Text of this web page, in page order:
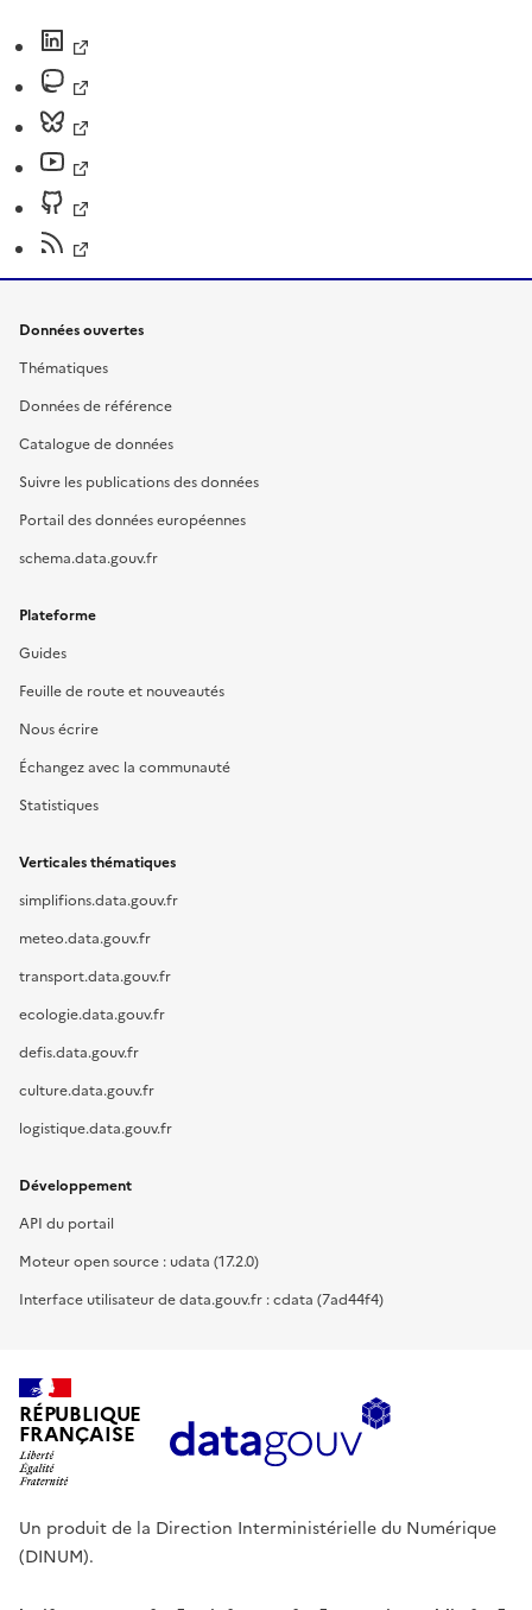
Données ouvertes
Thématiques
Données de référence
Catalogue de données
Suivre les publications des données
Portail des données européennes
schema.data.gouv.fr
Plateforme
Guides
Feuille de route et nouveautés
Nous écrire
Échangez avec la communauté
Statistiques
Verticales thématiques
simplifions.data.gouv.fr
meteo.data.gouv.fr
transport.data.gouv.fr
ecologie.data.gouv.fr
defis.data.gouv.fr
culture.data.gouv.fr
logistique.data.gouv.fr
Développement
API du portail
Moteur open source : udata (17.2.0)
Interface utilisateur de data.gouv.fr : cdata (7ad44f4)
RÉPUBLIQUE
FRANÇAISE
Un produit de la Direction Interministérielle du Numérique
(DINUM).